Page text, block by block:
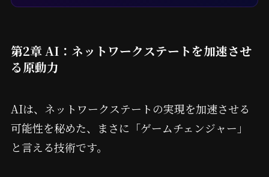
第2章 AI：ネットワークステートを加速させ
る原動力
AIは、ネットワークステートの実現を加速させる
可能性を秘めた、まさに「ゲームチェンジャー」
と言える技術です。